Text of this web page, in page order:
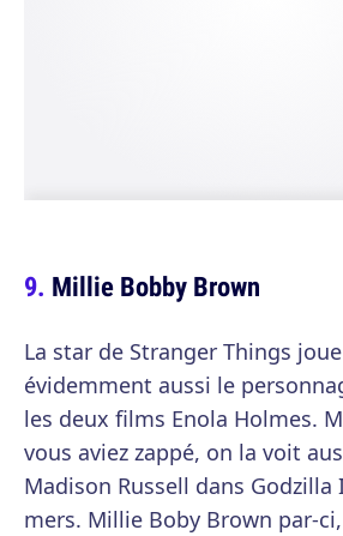
Millie Bobby Brown
La star de Stranger Things
évidemment aussi le
les deux films Enola Holmes.
vous aviez zappé, on la voit
Madison Russell dans Godzilla
mers. Millie Boby Brown par-